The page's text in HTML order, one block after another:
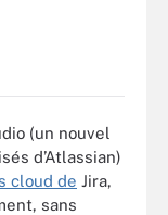
(un nouvel
d’Atlassian)
cloud de Jira,
sans